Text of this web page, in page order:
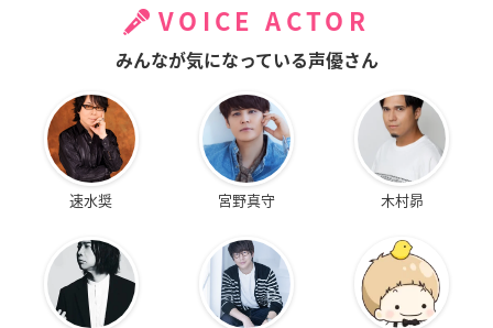
VOICE ACTOR
みんなが気になっている声優さん
速水奨 宮野真守 木村昴